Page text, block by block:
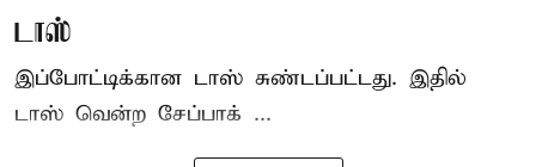
டாஸ்
இப்போட்டிக்கான டாஸ் சுண்டப்பட்டது. இதில்
டாஸ் வென்ற சேப்பாக் ...